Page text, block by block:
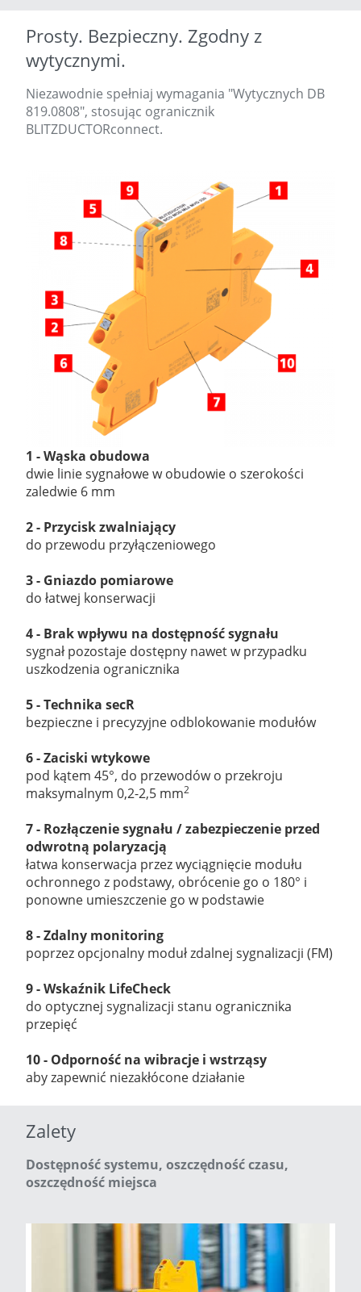
Prosty. Bezpieczny. Zgodny z
wytycznymi.
Niezawodnie spełniaj wymagania "Wytycznych DB
819.0808", stosując ogranicznik
BLITZDUCTORconnect.
1 - Wąska obudowa
dwie linie sygnałowe w obudowie o szerokości
zaledwie 6 mm
2- Przycisk zwalniający
do przewodu przyłączeniowego
3 - Gniazdo pomiarowe
do łatwej konserwacji
4 - Brak wpływu na dostępność sygnału
sygnał pozostaje dostępny nawet w przypadku
uszkodzenia ogranicznika
5 -Technika secR
bezpieczne i precyzyjne odblokowanie modułów
6 -Zaciski wtykowe
pod kątem 45°, do przewodów o przekroju
maksymalnym 0,2-2,5 mm2
7 - Rozłączenie sygnału / zabezpieczenie przed
odwrotną polaryzacją
łatwa konserwacja przez wyciągnięcie modułu
ochronnego z podstawy, obrócenie go o 180° i
ponowne umieszczenie go w podstawie
8 -Zdalny monitoring
poprzez opcjonalny moduł zdalnej sygnalizacji (FM)
9 -Wskaźnik LifeCheck
do optycznej sygnalizacji stanu ogranicznika
przepięć
10 - Odporność na wibracje i wstrząsy
aby zapewnić niezakłócone działanie
Zalety
Dostępność systemu, oszczędność czasu,
oszczędność miejsca